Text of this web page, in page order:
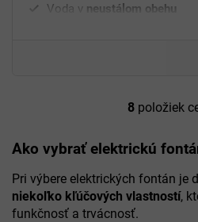
Voda v neustálom obehu
O
l
á
d
a
c
8položiek
Ako vybrať elektrickú
Pri výbere elektrických fontán je
niekoľko kľúčových vlastností,
funkčnosť a trvácnosť.